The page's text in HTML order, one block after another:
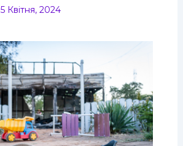
5 Квітня, 2024